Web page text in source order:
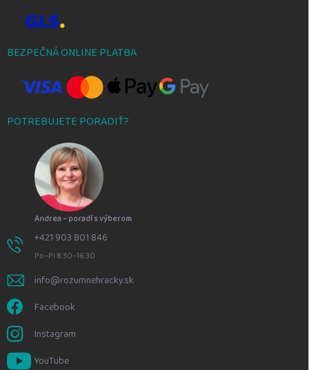
BEZPEČNÁ ONLINE PLATBA
POTREBUJETE PORADIŤ?
Andrea – poradí s výberom
+421 903 801 846
Po–Pi 8:30–16:30
info@rozumnehracky.sk
Facebook
Instagram
YouTube